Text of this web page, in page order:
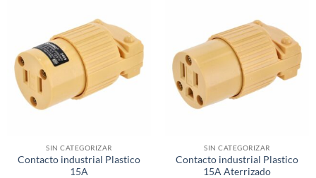
SIN CATEGORIZAR
Contacto industrial Plastico
15A
SIN CATEGORIZAR
Contacto industrial Plastico
15A Aterrizado